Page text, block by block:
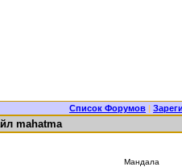
Список Форумов |
mahatma
Мандала